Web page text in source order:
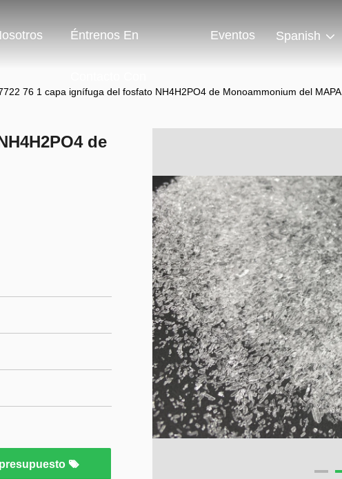
Éntrenos En Eventos Spanish
76 1 capa ignífuga del fosfato NH4H2PO4 de Monoammonium del MAPA
de